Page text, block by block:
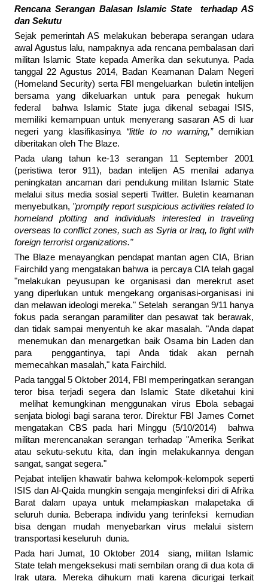
Rencana Serangan Balasan Islamic State terhadap AS
dan Sekutu
Sejak pemerintah AS melakukan beberapa serangan udara
awal Agustus lalu, nampaknya ada rencana pembalasan dari
militan Islamic State kepada Amerika dan sekutunya. Pada
tanggal 22 Agustus 2014, Badan Keamanan Dalam Negeri
(Homeland Security) serta FBI mengeluarkan buletin intelijen
bersama yang dikeluarkan untuk para penegak hukum
federal bahwa Islamic State juga dikenal sebagai ISIS,
memiliki kemampuan untuk menyerang sasaran AS di luar
negeri yang klasifikasinya “little to no warning,”demikian
diberitakan oleh The Blaze.
Pada ulang tahun ke-13 serangan 11 September 2001
(peristiwa teror 911), badan intelijen AS menilai adanya
peningkatan ancaman dari pendukung militan Islamic State
melalui situs media sosial seperti Twitter. Buletin keamanan
menyebutkan, "promptly report suspicious activities related to
homeland plotting and individuals interested in traveling
overseas to conflict zones, such as Syria or Iraq, to fight with
foreign terrorist organizations."
The Blaze menayangkan pendapat mantan agen CIA, Brian
Fairchild yang mengatakan bahwa ia percaya CIA telah gagal
"melakukan peyusupan ke organisasi dan merekrut aset
yang diperlukan untuk mengekang organisasi-organisasi ini
dan melawan ideologi mereka." Setelah serangan 9/11 hanya
fokus pada serangan paramiliter dan pesawat tak berawak,
dan tidak sampai menyentuh ke akar masalah. "Anda dapat
menemukan dan menargetkan baik Osama bin Laden dan
para penggantinya, tapi Anda tidak akan pernah
memecahkan masalah," kata Fairchild.
Pada tanggal 5 Oktober 2014, FBI memperingatkan serangan
teror bisa terjadi segera dan Islamic State diketahui kini
melihat kemungkinan menggunakan virus Ebola sebagai
senjata biologi bagi sarana teror. Direktur FBI James Cornet
mengatakan CBS pada hari Minggu (5/10/2014) bahwa
militan merencanakan serangan terhadap "Amerika Serikat
atau sekutu-sekutu kita, dan ingin melakukannya dengan
sangat, sangat segera."
Pejabat intelijen khawatir bahwa kelompok-kelompok seperti
ISIS dan Al-Qaida mungkin sengaja menginfeksi diri di Afrika
Barat dalam upaya untuk melampiaskan malapetaka di
seluruh dunia. Beberapa individu yang terinfeksi kemudian
bisa dengan mudah menyebarkan virus melalui sistem
transportasi keseluruh dunia.
Pada hari Jumat, 10 Oktober 2014 siang, militan Islamic
State telah mengeksekusi mati sembilan orang di dua kota di
Irak utara. Mereka dihukum mati karena dicurigai terkait